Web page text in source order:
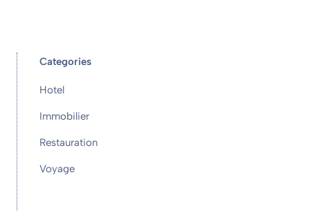
Categories
Hotel
Immobilier
Restauration
Voyage